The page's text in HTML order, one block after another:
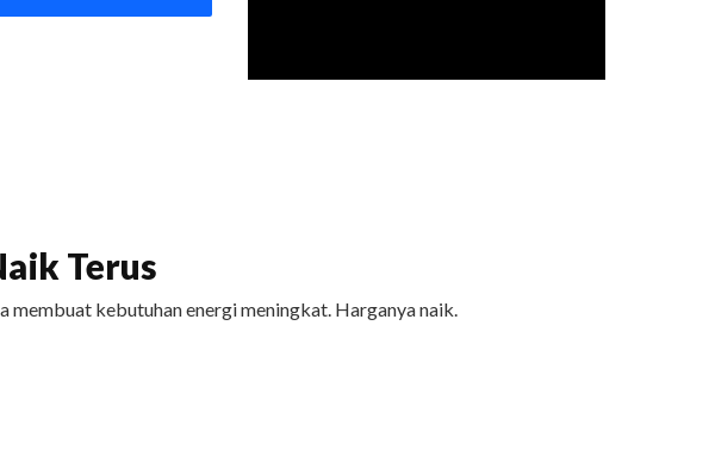
Terus
kebutuhan energi meningkat. Harganya naik.